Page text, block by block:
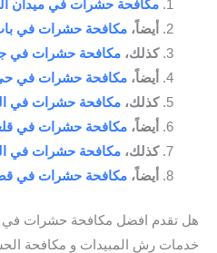
مكافحة حشرات في ميدان
أيضاً، مكافحة حشرات في
كذلك، مكافحة حشرات في
أيضاً، مكافحة حشرات في حي
كذلك، مكافحة حشرات في
أيضاً، مكافحة حشرات في
كذلك، مكافحة حشرات في
أيضاً، مكافحة حشرات في
هل تقدم افضل مكافحة حشرات
خدمات رش المبيدات و مكافحة